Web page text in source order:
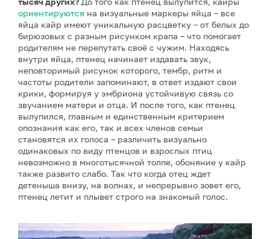
ориентируются на визуальные маркеры яйца – все
яйца кайр имеют уникальную расцветку – от белых до
бирюзовых с разным рисунком крапа – что помогает
родителям не перепутать своё с чужим. Находясь
внутри яйца, птенец начинает издавать звук,
неповторимый рисунок которого, тембр, ритм и
частоты родители запоминают, в ответ издают свои
крики, формируя у эмбриона устойчивую связь со
звучанием матери и отца. И после того, как птенец
вылупился, главным и единственным критерием
опознания как его, так и всех членов семьи
становятся их голоса – различить визуально
одинаковых по виду птенцов и взрослых птиц
невозможно в многотысячной толпе, обоняние у кайр
также развито слабо. Так что когда отец ждет
детеныша внизу, на волнах, и непрерывно зовет его,
птенец летит и плывет строго на знакомый голос.